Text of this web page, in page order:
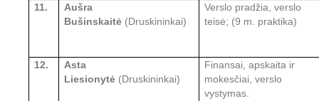
11.
Aušra
Bušinskaitė (Druskininkai)
Verslo pradžia, verslo
teisė; (9 m. praktika)
12.
Asta
Liesionytė (Druskininkai)
Finansai, apskaita ir
mokesčiai, verslo
vystymas.